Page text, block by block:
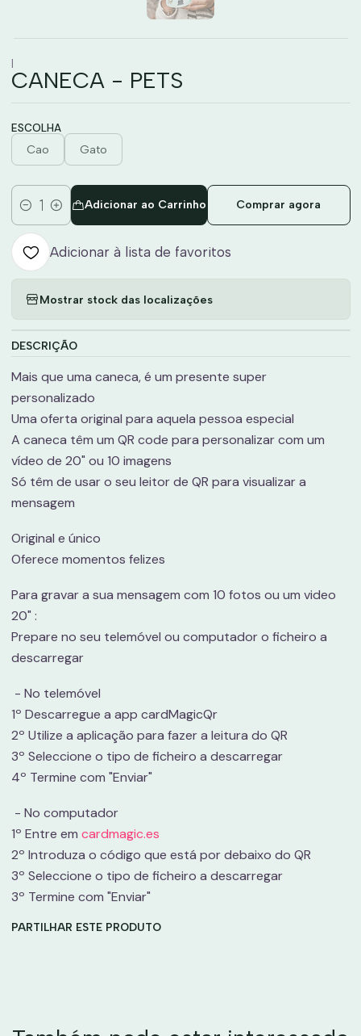
|
CANECA - PETS
ESCOLHA
Cao Gato
Quantidade
Adicionar ao Carrinho Comprar agora
Adicionar à lista de favoritos
Mostrar stock das localizações
DESCRIÇÃO
Mais que uma caneca, é um presente super
personalizado
Uma oferta original para aquela pessoa especial
A caneca têm um QR code para personalizar com um
vídeo de 20" ou 10 imagens
Só têm de usar o seu leitor de QR para visualizar a
mensagem
Original e único
Oferece momentos felizes
Para gravar a sua mensagem com 10 fotos ou um video
20" :
Prepare no seu telemóvel ou computador o ficheiro a
descarregar
- No telemóvel
1º Descarregue a app cardMagicQr
2º Utilize a aplicação para fazer a leitura do QR
3º Seleccione o tipo de ficheiro a descarregar
4º Termine com "Enviar"
- No computador
1º Entre em cardmagic.es
2º Introduza o código que está por debaixo do QR
3º Seleccione o tipo de ficheiro a descarregar
3º Termine com "Enviar"
PARTILHAR ESTE PRODUTO